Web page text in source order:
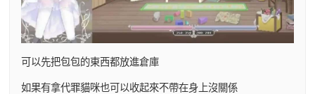
可以先把包包的東西都放進倉庫
如果有拿代罪貓咪也可以收起來不帶在身上沒關係